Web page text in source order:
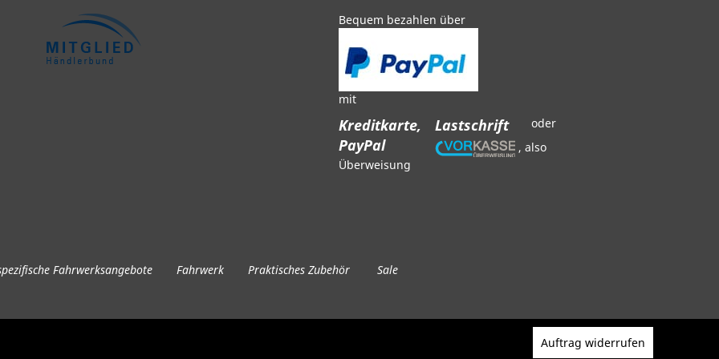
Bequem bezahlen über
mit
Kreditkarte,
Lastschrift
PayPal
oder
, also
Überweisung
Fahrwerksangebote Fahrwerk Praktisches Zubehör Sale
Auftrag widerrufen